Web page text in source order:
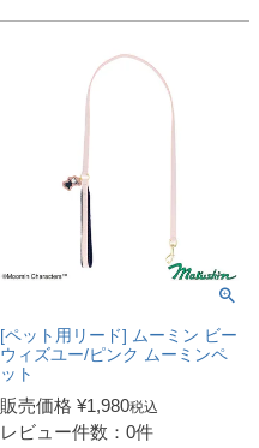
[ペット用リード] ムーミン ビー
ウィズユー/ピンク ムーミンペ
ット
販売価格 ¥1,980税込
レビュー件数：0件